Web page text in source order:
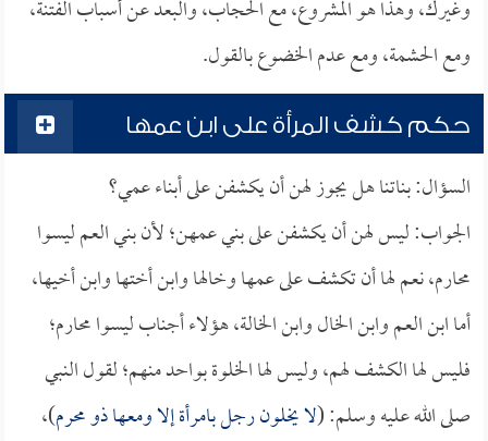
وغيرك، وهذا هو المشروع، مع الحجاب، والبعد عن أسباب الفتنة،
ومع الحشمة، ومع عدم الخضوع بالقول.
حكم كشف المرأة على ابن عمها
السؤال: بناتنا هل يجوز لهن أن يكشفن على أبناء عمي؟
الجواب: ليس لهن أن يكشفن على بني عمهن؛ لأن بني العم ليسوا
محارم، نعم لها أن تكشف على عمها وخالها وابن أختها وابن أخيها،
أما ابن العم وابن الخال وابن الخالة، هؤلاء أجناب ليسوا محارم؛
فليس لها الكشف لهم، وليس لها الخلوة بواحد منهم؛ لقول النبي
صلى الله عليه وسلم: (لا يخلون رجل بامرأة إلا ومعها ذو محرم)،